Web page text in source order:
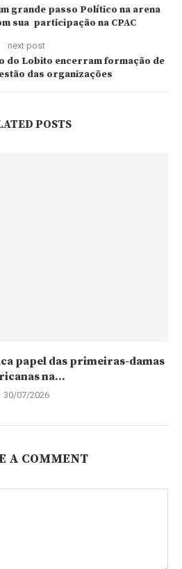
grande passo Político na arena
sua participação na CPAC
next post
do Lobito encerram formação de
das organizações
POSTS
papel das primeiras-damas
na...
30/07/2026
A COMMENT